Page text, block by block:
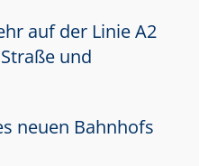
auf der Linie A2
und
neuen Bahnhofs